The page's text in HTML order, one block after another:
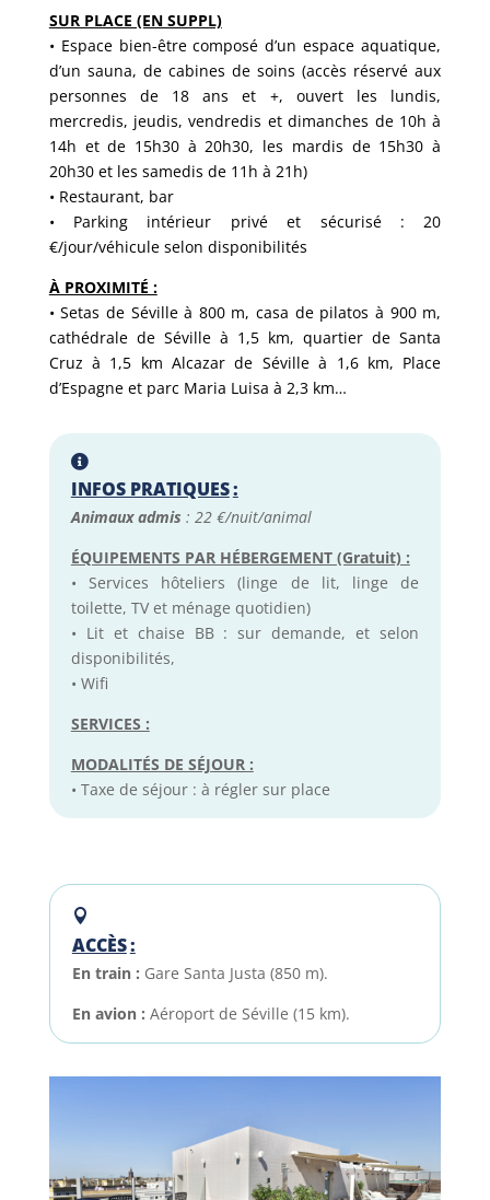
SUR PLACE (EN SUPPL)
• Espace bien-être composé d’un espace aquatique,
d’un sauna, de cabines de soins (accès réservé aux
personnes de 18 ans et +, ouvert les lundis,
mercredis, jeudis, vendredis et dimanches de 10h à
14h et de 15h30 à 20h30, les mardis de 15h30 à
20h30 et les samedis de 11h à 21h)
• Restaurant, bar
• Parking intérieur privé et sécurisé : 20
€/jour/véhicule selon disponibilités
À PROXIMITÉ :
• Setas de Séville à 800 m, casa de pilatos à 900 m,
cathédrale de Séville à 1,5 km, quartier de Santa
Cruz à 1,5 km Alcazar de Séville à 1,6 km, Place
d’Espagne et parc Maria Luisa à 2,3 km…
INFOS PRATIQUES:
Animaux admis : 22 €/nuit/animal
ÉQUIPEMENTS PAR HÉBERGEMENT (Gratuit) :
• Services hôteliers (linge de lit, linge de
toilette, TV et ménage quotidien)
• Lit et chaise BB : sur demande, et selon
disponibilités,
• Wifi
SERVICES :
MODALITÉS DE SÉJOUR :
• Taxe de séjour : à régler sur place
ACCÈS:
En train : Gare Santa Justa (850 m).
En avion : Aéroport de Séville (15 km).